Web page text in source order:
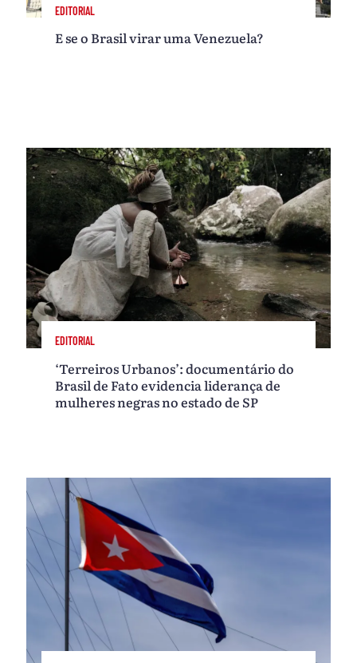
EDITORIAL
E se o Brasil virar uma Venezuela?
EDITORIAL
‘Terreiros Urbanos’: documentário do
Brasil de Fato evidencia liderança de
mulheres negras no estado de SP